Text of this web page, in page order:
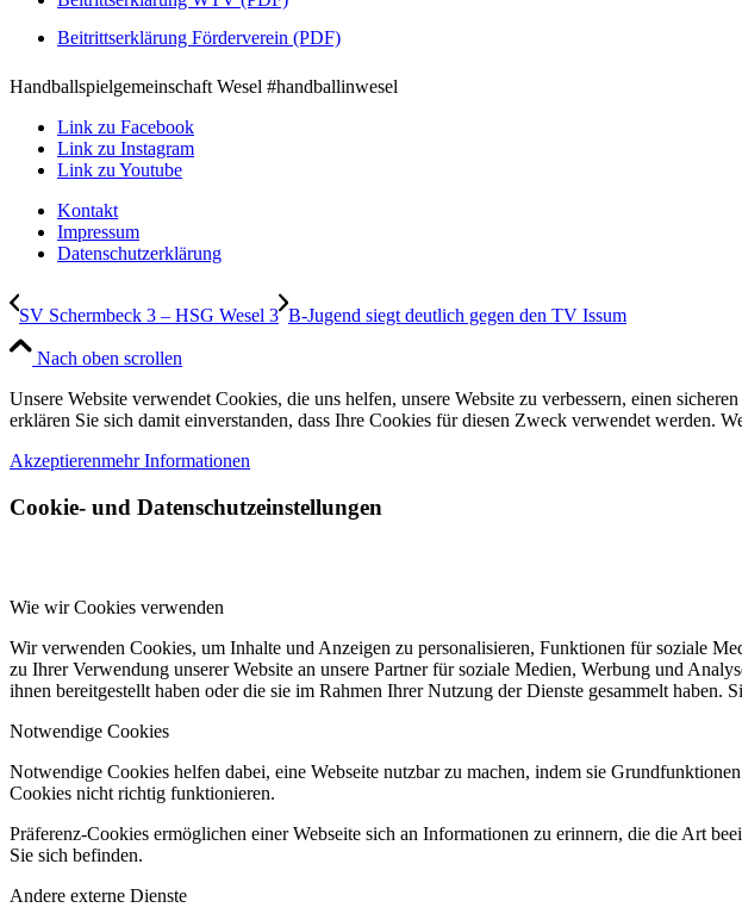
Beitrittserklärung Förderverein (PDF)
Handballspielgemeinschaft Wesel #handballinwesel
Link zu Facebook
Link zu Instagram
Link zu Youtube
Kontakt
Impressum
Datenschutzerklärung
SV Schermbeck 3 – HSG Wesel 3 B-Jugend siegt deutlich gegen den TV Issum
Nach oben scrollen
Unsere Website verwendet Cookies, die uns helfen, unsere Website zu verbessern, einen
erklären Sie sich damit einverstanden, dass Ihre Cookies für diesen Zweck verwendet werden.
Akzeptierenmehr Informationen
Cookie- und Datenschutzeinstellungen
Wie wir Cookies verwenden
Wir verwenden Cookies, um Inhalte und Anzeigen zu personalisieren, Funktionen für soziale
zu Ihrer Verwendung unserer Website an unsere Partner für soziale Medien, Werbung und
ihnen bereitgestellt haben oder die sie im Rahmen Ihrer Nutzung der Dienste gesammelt
Notwendige Cookies
Notwendige Cookies helfen dabei, eine Webseite nutzbar zu machen, indem sie
Cookies nicht richtig funktionieren.
Präferenz-Cookies ermöglichen einer Webseite sich an Informationen zu erinnern, die die Art
Sie sich befinden.
Andere externe Dienste